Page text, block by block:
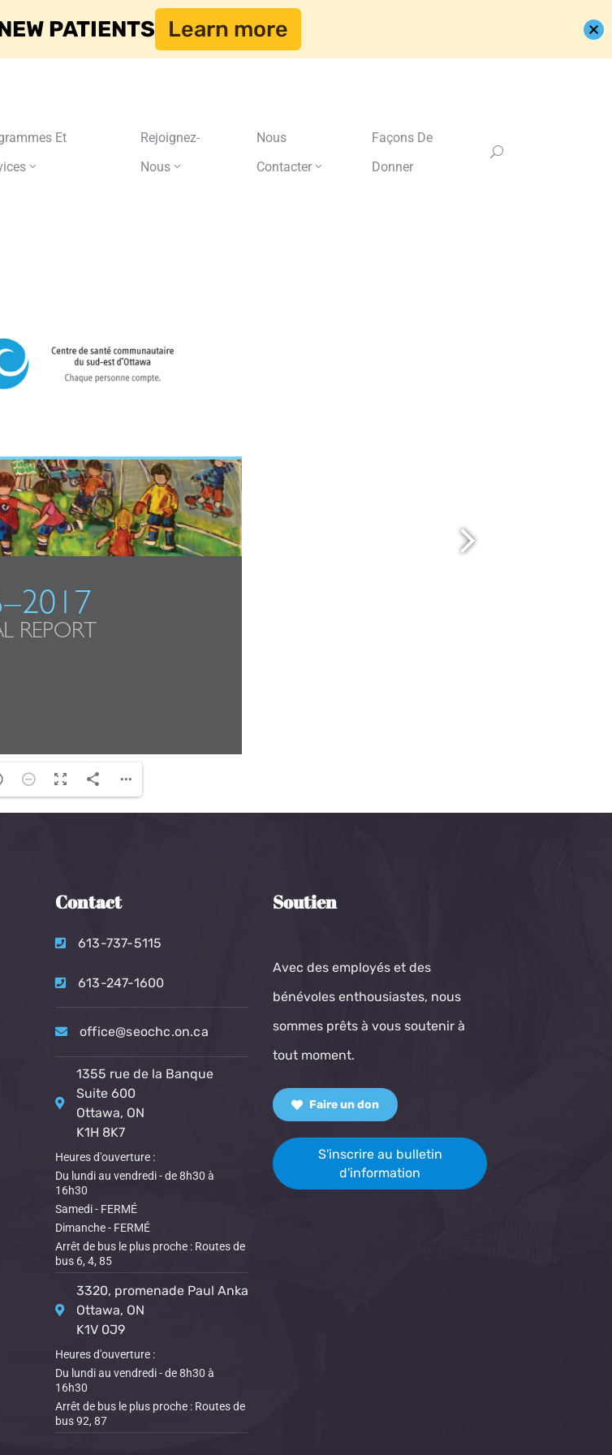
Et
Rejoignez-
Nous
Nous
Contacter
Façons De
Donner
Contact
613-737-5115
613-247-1600
office@seochc.on.ca
1355 rue de la Banque
Suite 600
Ottawa, ON
K1H 8K7
Heures d'ouverture :
Du lundi au vendredi - de 8h30 à
16h30
Samedi - FERMÉ
Dimanche - FERMÉ
Arrêt de bus le plus proche : Routes de
bus 6, 4, 85
3320, promenade Paul Anka
Ottawa, ON
K1V 0J9
Heures d'ouverture :
Du lundi au vendredi - de 8h30 à
16h30
Arrêt de bus le plus proche : Routes de
bus 92, 87
Soutien
Avec des employés et des
bénévoles enthousiastes, nous
sommes prêts à vous soutenir à
tout moment.
Faire un don
S'inscrire au bulletin
d'information
PATIENTS Learn more